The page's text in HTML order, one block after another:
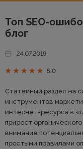
Топ SEO-
блог
24.07.2019
5.0
Статейный раздел на
инструментов
интернет-ресурса в
прирост
внимание
простыми правилами